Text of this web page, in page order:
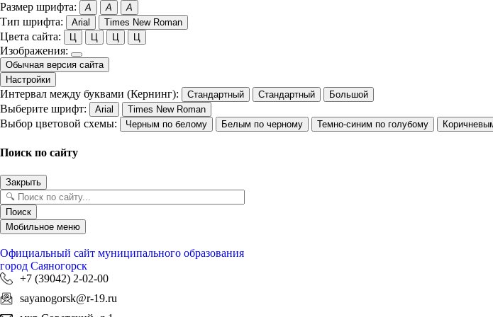
Размер шрифта: A A A
Тип шрифта: Arial Times New Roman
Цвета сайта: Ц Ц Ц Ц
Изображения:
Обычная версия сайта
Настройки
Интервал между буквами (Кернинг): Стандартный Стандартный Большой
Выберите шрифт: Arial Times New Roman
Выбор цветовой схемы: Черным по белому Белым по черному Темно-синим по голубому
Поиск по сайту
Закрыть
Поиск
Мобильное меню
Официальный сайт муниципального образования
город Саяногорск
+7 (39042) 2-02-00
sayanogorsk@r-19.ru